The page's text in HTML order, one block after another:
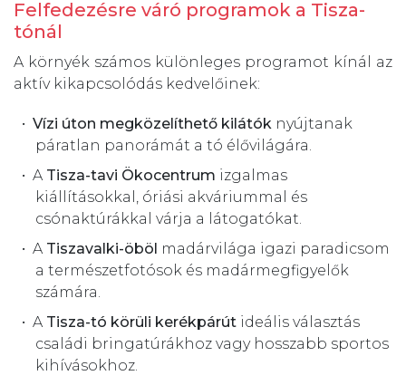
Felfedezésre váró programok a Tisza-
tónál
A környék számos különleges programot kínál az
aktív kikapcsolódás kedvelőinek:
Vízi úton megközelíthető kilátók nyújtanak
páratlan panorámát a tó élővilágára.
A Tisza-tavi Ökocentrum izgalmas
kiállításokkal, óriási akváriummal és
csónaktúrákkal várja a látogatókat.
A Tiszavalki-öböl madárvilága igazi paradicsom
a természetfotósok és madármegfigyelők
számára.
A Tisza-tó körüli kerékpárút ideális választás
családi bringatúrákhoz vagy hosszabb sportos
kihívásokhoz.